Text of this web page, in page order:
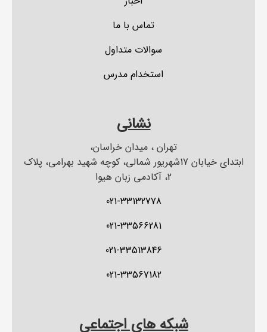
تماس با ما
سوالات متداول
استخدام مدرس
نشانی
تهران ، میدان خراسان،
ابتدای خیابان 17شهریور شمالی، کوچه شهید بهرامی، پلاک
2، آکادمی زبان هیوا
021-33132778
021-33566281
021-33513846
021-33567182
شبکه های اجتماعی